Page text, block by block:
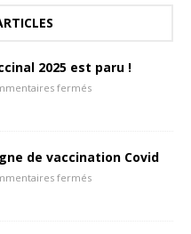
2025 est paru !
fermés
de vaccination Covid
fermés